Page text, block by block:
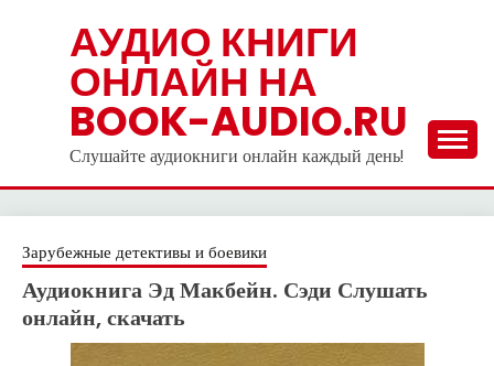
АУДИО КНИГИ
ОНЛАЙН НА
BOOK-AUDIO.RU
Слушайте аудиокниги онлайн каждый день!
Зарубежные детективы и боевики
Аудиокнига Эд Макбейн. Сэди Слушать
онлайн, скачать